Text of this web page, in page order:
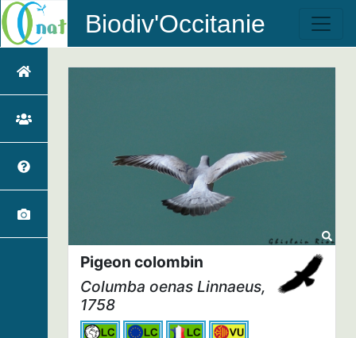
Biodiv'Occitanie
Pigeon colombin
Columba oenas Linnaeus,
1758